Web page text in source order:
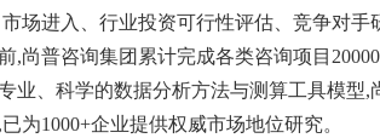
场进入、行业投资可行性评估、竞争对
,尚普咨询集团累计完成各类咨询项目
业、科学的数据分析方法与测算工具模型
为1000+企业提供权威市场地位研究。